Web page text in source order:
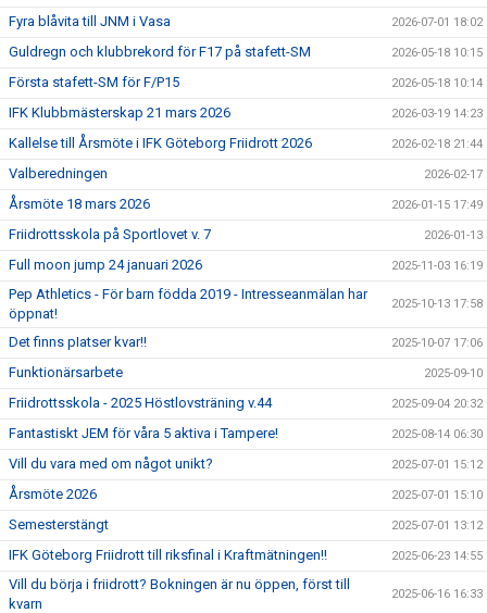
Fyra blåvita till JNM i Vasa 2026-07-01 18:02
Guldregn och klubbrekord för F17 på stafett-SM 2026-05-18 10:15
Första stafett-SM för F/P15 2026-05-18 10:14
IFK Klubbmästerskap 21 mars 2026 2026-03-19 14:23
Kallelse till Årsmöte i IFK Göteborg Friidrott 2026 2026-02-18 21:44
Valberedningen 2026-02-17
Årsmöte 18 mars 2026 2026-01-15 17:49
Friidrottsskola på Sportlovet v. 7 2026-01-13
Full moon jump 24 januari 2026 2025-11-03 16:19
Pep Athletics - För barn födda 2019 - Intresseanmälan har
öppnat!
2025-10-13 17:58
Det finns pIatser kvar!! 2025-10-07 17:06
Funktionärsarbete 2025-09-10
Friidrottsskola - 2025 Höstlovsträning v.44 2025-09-04 20:32
Fantastiskt JEM för våra 5 aktiva i Tampere! 2025-08-14 06:30
Vill du vara med om något unikt? 2025-07-01 15:12
Årsmöte 2026 2025-07-01 15:10
Semesterstängt 2025-07-01 13:12
IFK Göteborg Friidrott till riksfinal i Kraftmätningen!! 2025-06-23 14:55
Vill du börja i friidrott? Bokningen är nu öppen, först till
kvarn
2025-06-16 16:33